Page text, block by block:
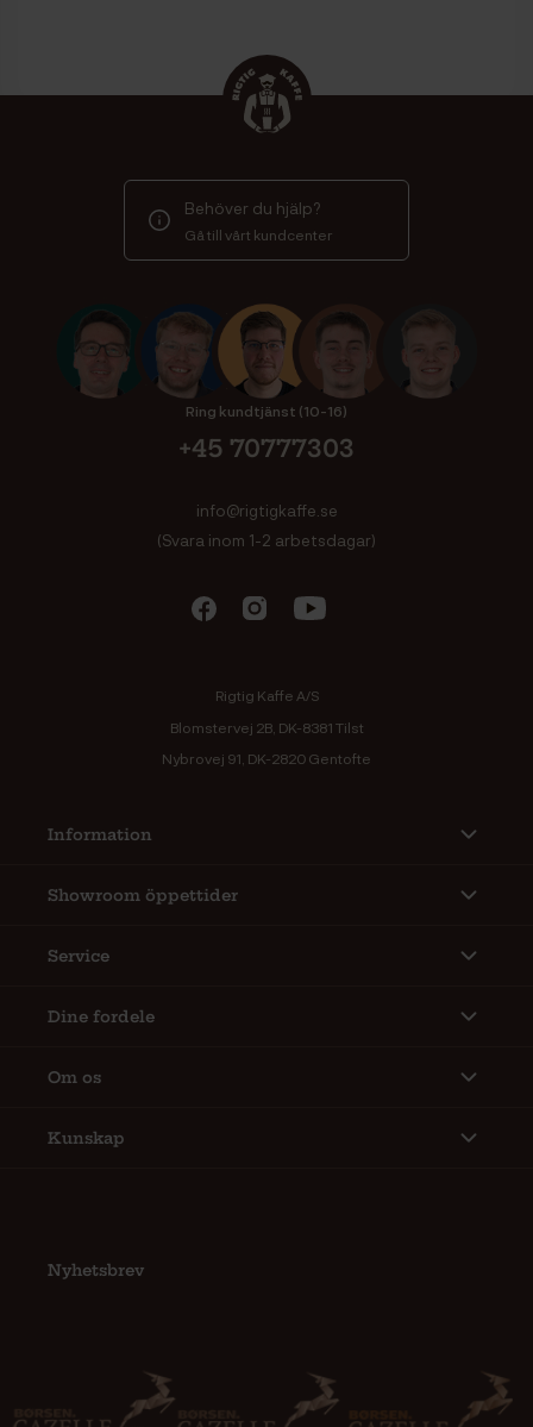
Behöver du hjälp?
Gå till vårt kundcenter
Ring kundtjänst (10-16)
+45 70777303
info@rigtigkaffe.se
(Svara inom 1-2 arbetsdagar)
Rigtig Kaffe A/S
Blomstervej 2B, DK-8381 Tilst
Nybrovej 91, DK-2820 Gentofte
Information
Showroom öppettider
Service
Dine fordele
Om os
Kunskap
Nyhetsbrev